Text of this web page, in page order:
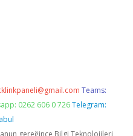
Teams:
0262 606 0 726 Telegram:
gereğince Bilgi Teknolojileri